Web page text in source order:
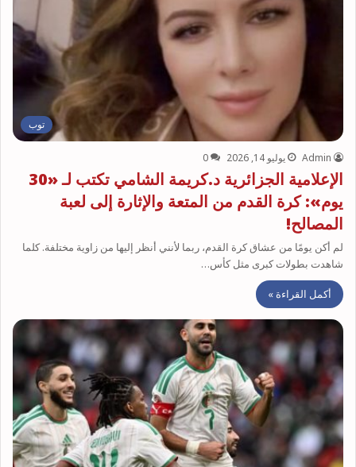
توب
Admin يوليو 14, 2026 0
الإعلامية الجزائرية د.كريمة الشامي تكتب لـ «30
يوم»: كرة القدم من المتعة والإثارة إلى لعبة
المصالح!
لم أكن يومًا من عشاق كرة القدم، ربما لأنني أنظر إليها من زاوية مختلفة. كلما
شاهدت بطولات كبرى مثل كأس…
أكمل القراءة »